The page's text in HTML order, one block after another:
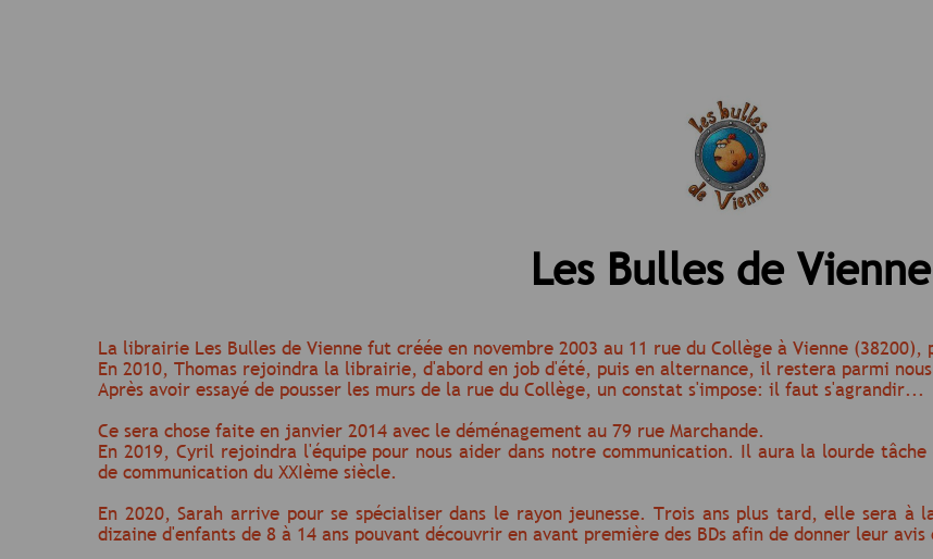
Les Bulles de Vienne
La librairie Les Bulles de Vienne fut créée en novembre 2003 au 11 rue du Collège à Vienne (38200),
En 2010, Thomas rejoindra la librairie, d'abord en job d'été, puis en alternance, il restera parmi
Après avoir essayé de pousser les murs de la rue du Collège, un constat s'impose: il faut s'agrandir...
Ce sera chose faite en janvier 2014 avec le déménagement au 79 rue Marchande.
En 2019, Cyril rejoindra l'équipe pour nous aider dans notre communication. Il aura la lourde
de communication du XXIème siècle.
En 2020, Sarah arrive pour se spécialiser dans le rayon jeunesse. Trois ans plus tard, elle sera
dizaine d'enfants de 8 à 14 ans pouvant découvrir en avant première des BDs afin de donner leur